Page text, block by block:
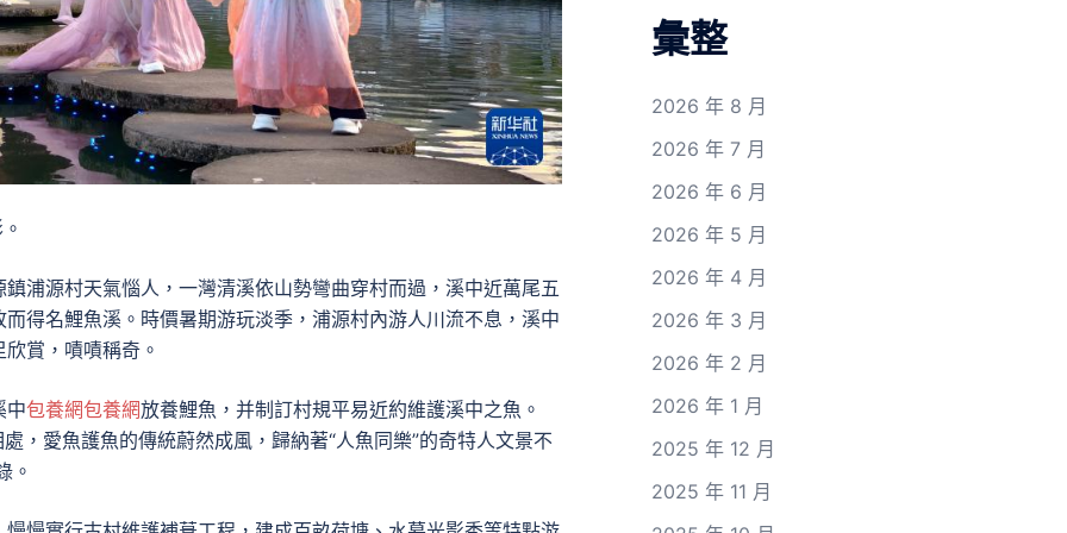
浦源村天氣惱人，一灣清溪依山勢彎曲穿村而過，溪中近萬尾五
而得名鯉魚溪。時價暑期游玩淡季，浦源村內游人川流不息，溪中
賞，嘖嘖稱奇。
中包養網包養網放養鯉魚，并制訂村規平易近約維護溪中之魚。
，愛魚護魚的傳統蔚然成風，歸納著“人魚同樂”的奇特人文景不
。
彙整
2026 年 8 月
2026 年 7 月
2026 年 6 月
2026 年 5 月
2026 年 4 月
2026 年 3 月
2026 年 2 月
2026 年 1 月
2025 年 12 月
2025 年 11 月